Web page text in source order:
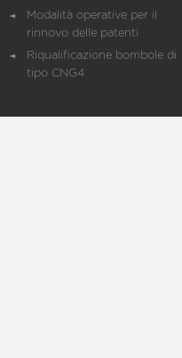
Modalità operative per il
rinnovo delle patenti
Riqualificazione bombole di
tipo CNG4